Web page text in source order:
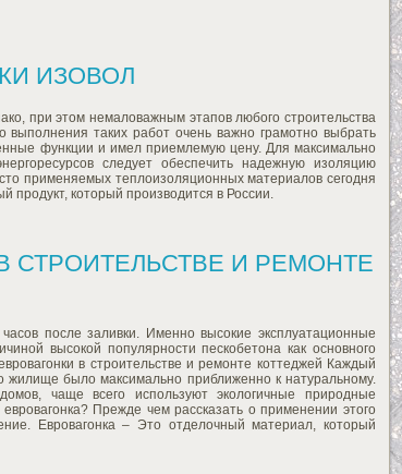
ИЗОВОЛ
при этом немаловажным этапов любого строительства
выполнения таких работ очень важно грамотно выбрать
функции и имел приемлемую цену. Для максимально
следует обеспечить надежную изоляцию
применяемых теплоизоляционных материалов сегодня
продукт, который производится в России.
СТРОИТЕЛЬСТВЕ И РЕМОНТЕ
после заливки. Именно высокие эксплуатационные
высокой популярности пескобетона как основного
в строительстве и ремонте коттеджей Каждый
жилище было максимально приближенно к натуральному.
чаще всего используют экологичные природные
Прежде чем рассказать о применении этого
Евровагонка – Это отделочный материал, который